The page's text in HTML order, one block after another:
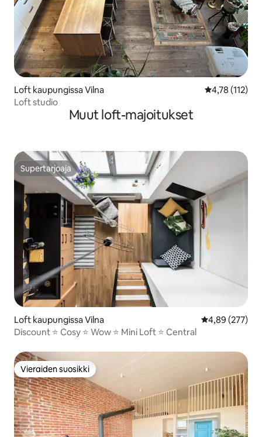
Loft kaupungissa Vilna
4,78 (112)
Loft studio
Muut loft-majoitukset
Supertarjoaja
Supertarjoaja
Loft kaupungissa Vilna
4,89 (277)
Discount ⭐️ Cosy ⭐️ Wow ⭐️ Mini Loft ⭐️ Central
Vieraiden suosikki
Vieraiden suosikki